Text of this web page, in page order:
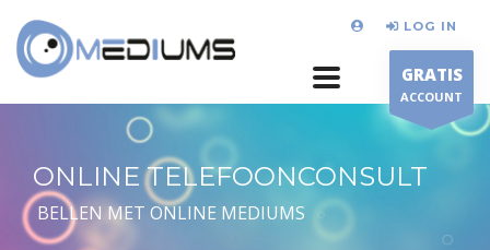
LOG IN
GRATIS
ACCOUNT
ONLINE TELEFOONCONSULT
BELLEN MET ONLINE MEDIUMS